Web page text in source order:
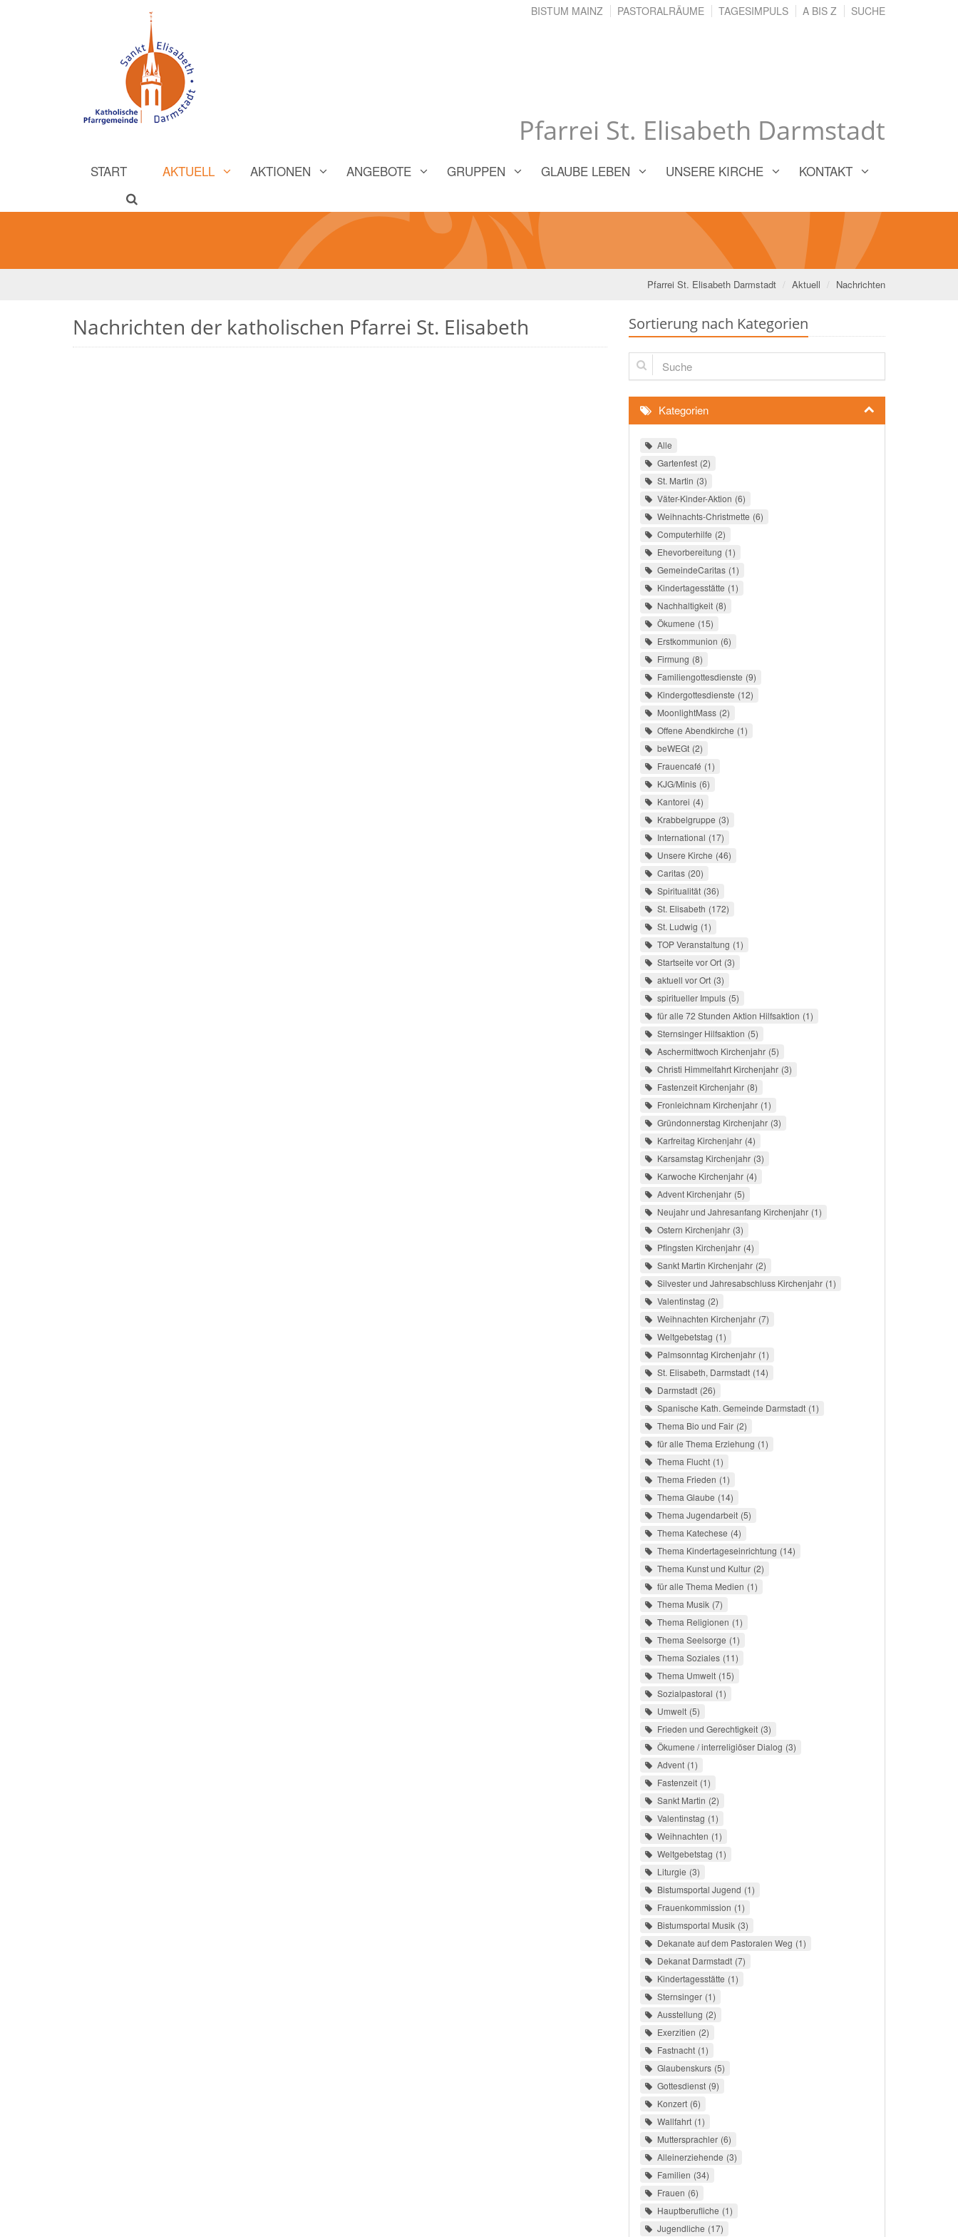
Pfarrei St. Elisabeth Darmstadt
BISTUM MAINZ PASTORALRÄUME TAGESIMPULS A BIS Z SUCHE
START AKTUELL AKTIONEN ANGEBOTE GRUPPEN GLAUBE LEBEN UNSERE KIRCHE KONTAKT
Pfarrei St. Elisabeth Darmstadt Aktuell Nachrichten
Nachrichten der katholischen Pfarrei St. Elisabeth Sortierung nach Kategorien
Suche
Kategorien
Alle
Gartenfest 2
St. Martin 3
Väter-Kinder-Aktion 6
Weihnachts-Christmette 6
Computerhilfe 2
Ehevorbereitung 1
GemeindeCaritas 1
Kindertagesstätte 1
Nachhaltigkeit 8
Ökumene 15
Erstkommunion 6
Firmung 8
Familiengottesdienste 9
Kindergottesdienste 12
MoonlightMass 2
Offene Abendkirche 1
beWEGt 2
Frauencafé 1
KJG/Minis 6
Kantorei 4
Krabbelgruppe 3
International 17
Unsere Kirche 46
Caritas 20
Spiritualität 36
St. Elisabeth 172
St. Ludwig 1
TOP Veranstaltung 1
Startseite vor Ort 3
aktuell vor Ort 3
spiritueller Impuls 5
für alle 72 Stunden Aktion Hilfsaktion 1
Sternsinger Hilfsaktion 5
Aschermittwoch Kirchenjahr 5
Christi Himmelfahrt Kirchenjahr 3
Fastenzeit Kirchenjahr 8
Fronleichnam Kirchenjahr 1
Gründonnerstag Kirchenjahr 3
Karfreitag Kirchenjahr 4
Karsamstag Kirchenjahr 3
Karwoche Kirchenjahr 4
Advent Kirchenjahr 5
Neujahr und Jahresanfang Kirchenjahr 1
Ostern Kirchenjahr 3
Pfingsten Kirchenjahr 4
Sankt Martin Kirchenjahr 2
Silvester und Jahresabschluss Kirchenjahr 1
Valentinstag 2
Weihnachten Kirchenjahr 7
Weltgebetstag 1
Palmsonntag Kirchenjahr 1
St. Elisabeth, Darmstadt 14
Darmstadt 26
Spanische Kath. Gemeinde Darmstadt 1
Thema Bio und Fair 2
für alle Thema Erziehung 1
Thema Flucht 1
Thema Frieden 1
Thema Glaube 14
Thema Jugendarbeit 5
Thema Katechese 4
Thema Kindertageseinrichtung 14
Thema Kunst und Kultur 2
für alle Thema Medien 1
Thema Musik 7
Thema Religionen 1
Thema Seelsorge 1
Thema Soziales 11
Thema Umwelt 15
Sozialpastoral 1
Umwelt 5
Frieden und Gerechtigkeit 3
Ökumene / interreligiöser Dialog 3
Advent 1
Fastenzeit 1
Sankt Martin 2
Valentinstag 1
Weihnachten 1
Weltgebetstag 1
Liturgie 3
Bistumsportal Jugend 1
Frauenkommission 1
Bistumsportal Musik 3
Dekanate auf dem Pastoralen Weg 1
Dekanat Darmstadt 7
Kindertagesstätte 1
Sternsinger 1
Ausstellung 2
Exerzitien 2
Fastnacht 1
Glaubenskurs 5
Gottesdienst 9
Konzert 6
Wallfahrt 1
Muttersprachler 6
Alleinerziehende 3
Familien 34
Frauen 6
Hauptberufliche 1
Jugendliche 17